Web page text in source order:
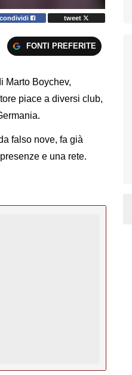
condividi tweet
FONTI PREFERITE
Marto Boychev,
piace a diversi club,
falso nove, fa già
e una rete.